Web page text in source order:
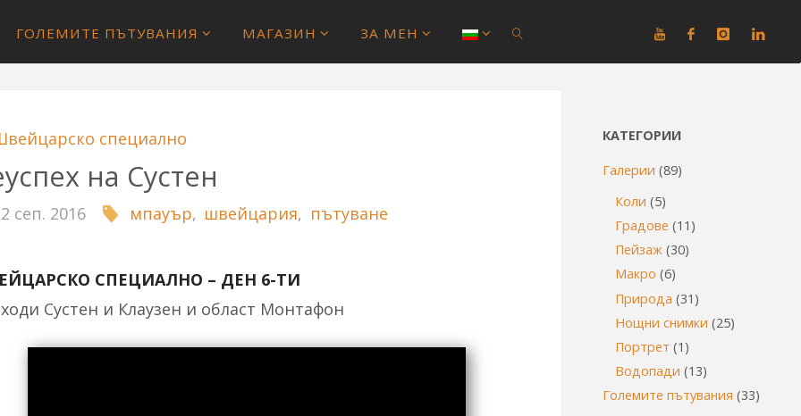
ГОЛЕМИТЕ ПЪТУВАНИЯ МАГАЗИН ЗА МЕН
специално
на Сустен
сеп. 2016 мпауър, швейцария, пътуване
СПЕЦИАЛНО – ДЕН 6-ТИ
Сустен и Клаузен и област Монтафон
КАТЕГОРИИ
Галерии (89)
Коли (5)
Градове (11)
Пейзаж (30)
Макро (6)
Природа (31)
Нощни снимки (25)
Портрет (1)
Водопади (13)
Големите пътувания (33)